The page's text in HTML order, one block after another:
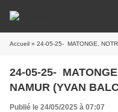
Accueil » 24-05-25- MATONGE,
24-05-25-
NAMUR (YVAN
Publié le 24/05/2025 à 07:07